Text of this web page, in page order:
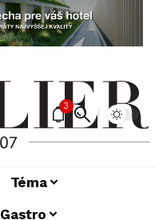
3
Téma
Gastro